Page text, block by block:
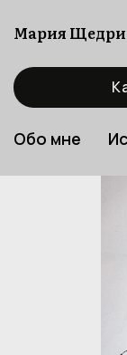
Мария
Обо мне